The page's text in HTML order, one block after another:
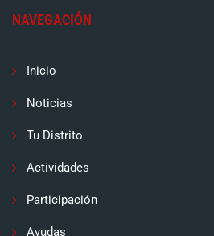
NAVEGACIÓN
Inicio
Noticias
Tu Distrito
Actividades
Participación
Ayudas